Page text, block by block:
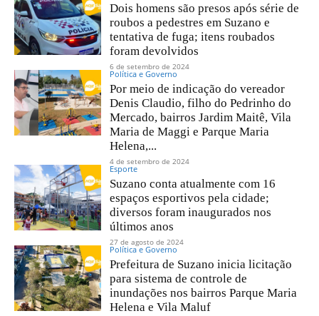
Dois homens são presos após série de
roubos a pedestres em Suzano e
tentativa de fuga; itens roubados
foram devolvidos
6 de setembro de 2024
Política e Governo
Por meio de indicação do vereador
Denis Claudio, filho do Pedrinho do
Mercado, bairros Jardim Maitê, Vila
Maria de Maggi e Parque Maria
Helena,...
4 de setembro de 2024
Esporte
Suzano conta atualmente com 16
espaços esportivos pela cidade;
diversos foram inaugurados nos
últimos anos
27 de agosto de 2024
Política e Governo
Prefeitura de Suzano inicia licitação
para sistema de controle de
inundações nos bairros Parque Maria
Helena e Vila Maluf